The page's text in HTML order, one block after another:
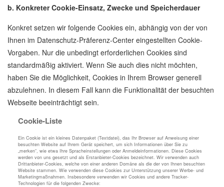
b. Konkreter Cookie-Einsatz, Zwecke und Speicherdauer
Konkret setzen wir folgende Cookies ein, abhängig von der von
Ihnen im Datenschutz-Präferenz-Center eingestellten Cookie-
Vorgaben. Nur die unbedingt erforderlichen Cookies sind
standardmäßig aktiviert. Wenn Sie auch dies nicht möchten,
haben Sie die Möglichkeit, Cookies in Ihrem Browser generell
abzulehnen. In diesem Fall kann die Funktionalität der besuchten
Webseite beeinträchtigt sein.
Cookie-Liste
Ein Cookie ist ein kleines Datenpaket (Textdatei), das Ihr Browser auf Anweisung einer
besuchten Website auf Ihrem Gerät speichert, um sich Informationen über Sie zu
„merken“, wie etwa Ihre Spracheinstellungen oder Anmeldeinformationen. Diese Cookies
werden von uns gesetzt und als Erstanbieter-Cookies bezeichnet. Wir verwenden auch
Drittanbieter-Cookies, welche von einer anderen Domäne als die der von Ihnen besuchten
Website stammen. Wie verwenden diese Cookies zur Unterstützung unserer Werbe- und
Marketingmaßnahmen. Insbesondere verwenden wir Cookies und andere Tracker-
Technologien für die folgenden Zwecke: